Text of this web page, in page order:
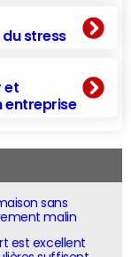
du stress
et
entreprise
sans
malin
est excellent